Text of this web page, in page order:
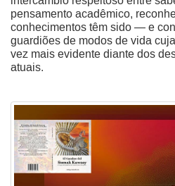
pensamento acadêmico,
conhecimentos têm sido — e
guardiões de modos de vida
vez mais evidente diante dos
atuais.